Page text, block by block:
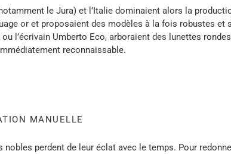
le Jura) et l’Italie dominaient alors la
or et proposaient des modèles à la fois robustes et
l’écrivain Umberto Eco, arboraient des lunettes
reconnaissable.
MANUELLE
perdent de leur éclat avec le temps. Pour